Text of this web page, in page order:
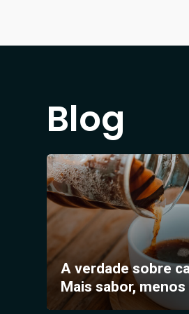
Blog
A verdade sobre
Mais sabor,